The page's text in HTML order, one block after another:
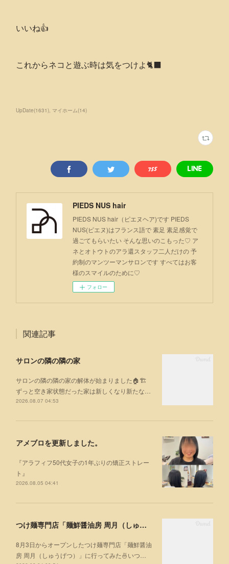
いいね👍
これからネコと遊ぶ時は気をつけよ🐈‍⬛
UpDate(1631) マイホーム(14)
PIEDS NUS hair
PIEDS NUS hair（ピエヌヘア)です PIEDS
NUS(ピエヌ)はフランス語で 素足 素足感覚で
過ごてもらいたい そんな思いのこもった♡ ア
ネとオトウトのアラ還スタッフ二人だけの 予
約制のマンツーマンサロンです すべてはお客
様のスマイルのために♡
フォロー
関連記事
サロンの隣の隣の家
サロンの隣の隣の家の解体が始まりました🏠🏗
ずっと空き家状態だった家は新しくなり新たな…
2026.08.07 04:53
アメブロを更新しました。
『アラフィフ50代女子の1年ぶりの矯正ストレー
ト』
2026.08.05 04:41
つけ麺専門店「麺鮮醤油房 周月（しゅうげつ）」⁡ に行ってみた🍜
8月3日からオープンしたつけ麺専門店「麺鮮醤油
房 周月（しゅうげつ）」⁡に行ってみた🍜いつ…